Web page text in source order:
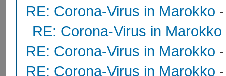
RE: Corona-Virus in Marokko
RE: Corona-Virus in Marokko
RE: Corona-Virus in Marokko
RE: Corona-Virus in Marokko